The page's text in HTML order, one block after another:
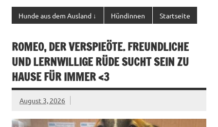
Hunde aus dem Ausland ↓ Hündinnen Startseite
ROMEO, DER VERSPIEÖTE. FREUNDLICHE
UND LERNWILLIGE RÜDE SUCHT SEIN ZU
HAUSE FÜR IMMER <3
August 3, 2026